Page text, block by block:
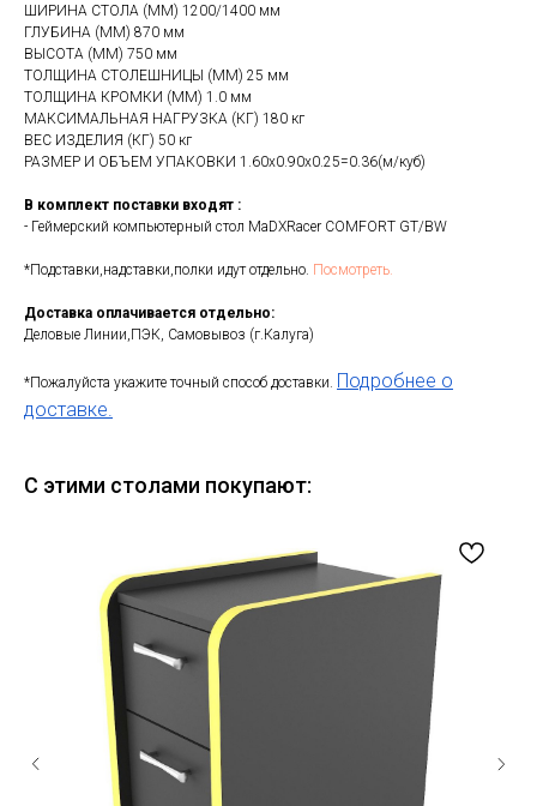
ШИРИНА СТОЛА (ММ) 1200/1400 мм
ГЛУБИНА (ММ) 870 мм
ВЫСОТА (ММ) 750 мм
ТОЛЩИНА СТОЛЕШНИЦЫ (ММ) 25 мм
ТОЛЩИНА КРОМКИ (ММ) 1.0 мм
МАКСИМАЛЬНАЯ НАГРУЗКА (КГ) 180 кг
ВЕС ИЗДЕЛИЯ (КГ) 50 кг
РАЗМЕР И ОБЪЕМ УПАКОВКИ 1.60х0.90х0.25=0.36(м/куб)
В комплект поставки входят :
- Геймерский компьютерный стол MaDXRacer COMFORT GT/BW
*Подставки,надставки,полки идут отдельно. Посмотреть.
Доставка оплачивается отдельно:
Деловые Линии,ПЭК, Самовывоз (г.Калуга)
*Пожалуйста укажите точный способ доставки. Подробнее о
доставке.
С этими столами покупают: